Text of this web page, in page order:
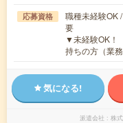
応募資格
職種未経験OK
要
▼未経験OK！
持ちの方（業
気になる!
派遣会社 株